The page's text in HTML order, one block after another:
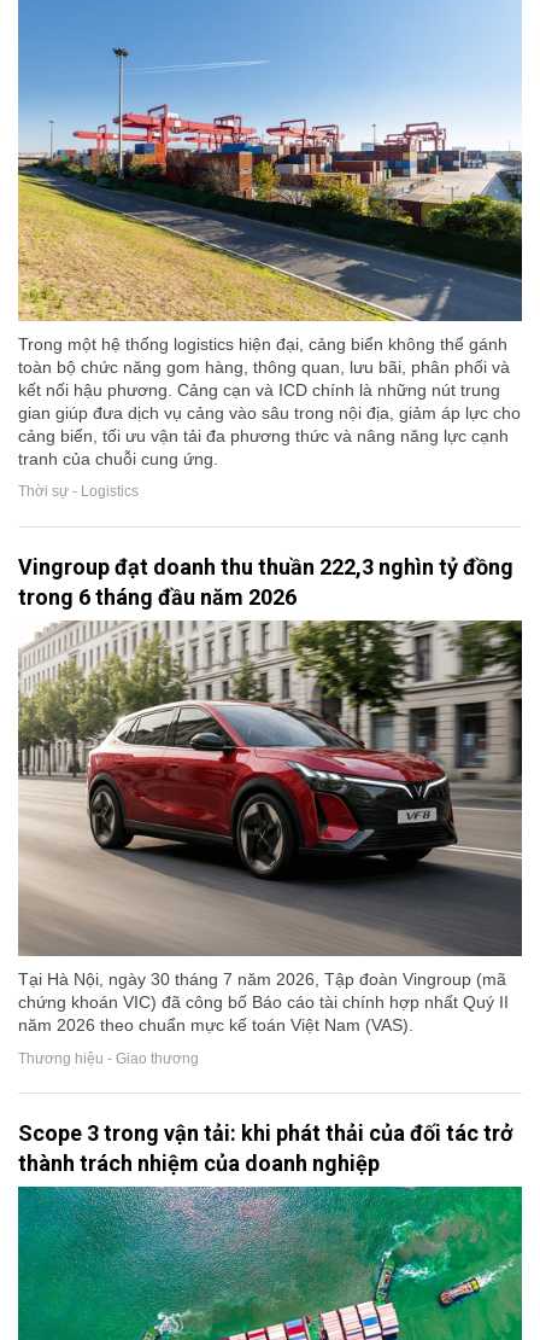
Trong một hệ thống logistics hiện đại, cảng biển không thể gánh
toàn bộ chức năng gom hàng, thông quan, lưu bãi, phân phối và
kết nối hậu phương. Cảng cạn và ICD chính là những nút trung
gian giúp đưa dịch vụ cảng vào sâu trong nội địa, giảm áp lực cho
cảng biển, tối ưu vận tải đa phương thức và nâng năng lực cạnh
tranh của chuỗi cung ứng.
Thời sự - Logistics
Vingroup đạt doanh thu thuần 222,3 nghìn tỷ đồng
trong 6 tháng đầu năm 2026
Tại Hà Nội, ngày 30 tháng 7 năm 2026, Tập đoàn Vingroup (mã
chứng khoán VIC) đã công bố Báo cáo tài chính hợp nhất Quý II
năm 2026 theo chuẩn mực kế toán Việt Nam (VAS).
Thương hiệu - Giao thương
Scope 3 trong vận tải: khi phát thải của đối tác trở
thành trách nhiệm của doanh nghiệp